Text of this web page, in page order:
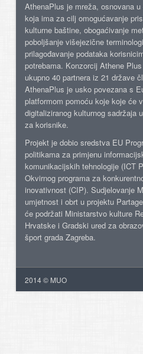
AthenaPlus je mreža, osnovana
koja ima za cilj omogućavanje
kulturne baštine, obogaćivanje
poboljšanje višejezične
prilagođavanje podataka
potrebama. Konzorcij Athene
ukupno 40 partnera iz 21 države
AthenaPlus je usko povezana s
platformom pomoću koje koje će
digitaliziranog kulturnog sadržaja
za korisnike.
Projekt je dobio sredstva EU
politikama za primjenu
komunikacijskih tehnologije (ICT
Okvirnog programa za
inovativnost (CIP). Sudjelovanje
umjetnost i obrt u projektu
će podržati Ministarstvo kulture
Hrvatske i Gradski ured za
šport grada Zagreba.
2014 © MUO